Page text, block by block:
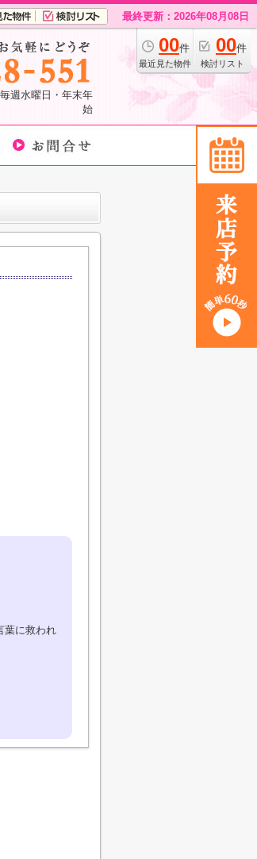
最終更新：2026年08月08日
00件
最近見た物件
00件
検討リスト
週水曜日・年末年
始
葉に救われ